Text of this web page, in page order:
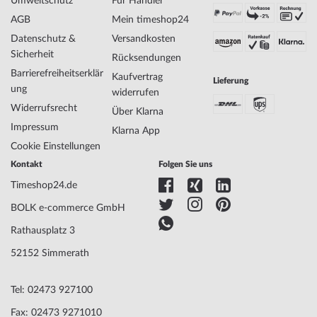
Hersteller Artikel-Nr.
F16716/3
Anzeige
Analog
Antrieb
Batterie (Quarz)
Uhrwerk
Funktionen
Stunde, Wochentag
Gehäuse Material
Edelstahl
Gehäusebreite
Gehäuse Form
Gehäuse Farbe
AGB
Datenschutz &
Sicherheit
Barrierefreiheitserklär
ung
Widerrufsrecht
Impressum
Cookie Einstellungen
Mein timeshop24
Versandkosten
Rücksendungen
Kaufvertrag
widerrufen
Über Klarna
Klarna App
Lieferung
Kontakt
Timeshop24.de
BOLK e-commerce GmbH
Rathausplatz 3
52152 Simmerath
Tel: 02473 927100
Fax: 02473 9271010
Folgen Sie uns